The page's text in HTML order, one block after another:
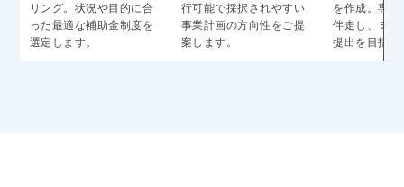
リング。状況や目的に合
った最適な補助金制度を
選定します。
行可能で採択されやすい
事業計画の方向性をご提
案します。
を作成。専門
伴走し、ミス
提出を目指し